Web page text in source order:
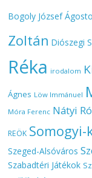
Bogoly József
Zoltán Diószegi
Réka irodalom
Ágnes Löw Immánuel
Móra Ferenc Nátyi
REÖK
Szeged-Alsóváros
Szabadtéri Játékok